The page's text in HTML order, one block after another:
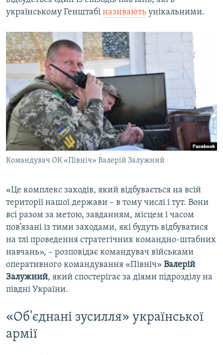
українському Генштабі називають унікальними.
Командувач ОК «Північ» Валерій Залужний
«Це комплекс заходів, який відбувається на всій
території нашої держави – в тому числі і тут. Вони
всі разом за метою, завданням, місцем і часом
пов’язані із тими заходами, які будуть відбуватися
на тлі проведення стратегічних командно-штабних
навчань», – розповідає командувач військами
оперативного командування «Північ» Валерій
Залужний, який спостерігає за діями підрозділу на
півдні України.
«Об'єднані зусилля» української
армії